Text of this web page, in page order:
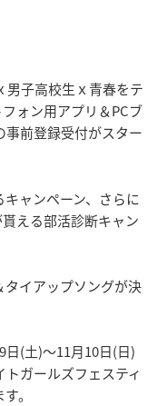
男子高校生ｘ青春をテ
ォン用アプリ＆PCブ
事前登録受付がスター
ャンペーン、さらに
える部活診断キャン
タイアップソングが決
(土)～11月10日(日)
ガールズフェスティ
。